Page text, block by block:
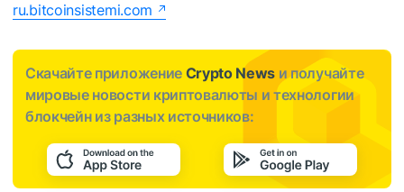
ru.bitcoinsistemi.com
Скачайте приложение Crypto News и получайте
мировые новости криптовалюты и технологии
блокчейн из разных источников: